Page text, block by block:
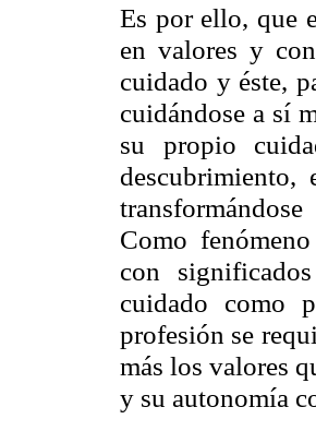
Es por ello, que
en valores y
cuidado y éste,
cuidándose a sí
su propio
Como
con significados
cuidado como
profesión se
más los valores
y su autonomía